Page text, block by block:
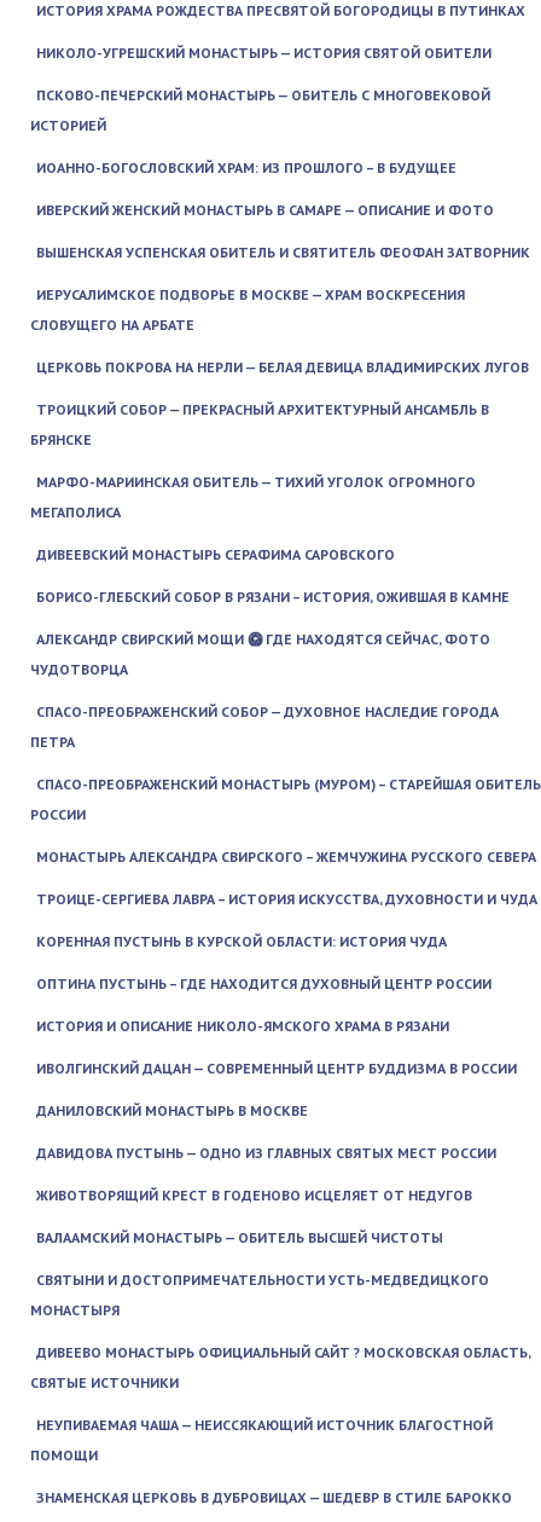
ИСТОРИЯ ХРАМА РОЖДЕСТВА ПРЕСВЯТОЙ БОГОРОДИЦЫ В ПУТИНКАХ
НИКОЛО-УГРЕШСКИЙ МОНАСТЫРЬ — ИСТОРИЯ СВЯТОЙ ОБИТЕЛИ
ПСКОВО-ПЕЧЕРСКИЙ МОНАСТЫРЬ — ОБИТЕЛЬ С МНОГОВЕКОВОЙ
ИСТОРИЕЙ
ИОАННО-БОГОСЛОВСКИЙ ХРАМ: ИЗ ПРОШЛОГО – В БУДУЩЕЕ
ИВЕРСКИЙ ЖЕНСКИЙ МОНАСТЫРЬ В САМАРЕ — ОПИСАНИЕ И ФОТО
ВЫШЕНСКАЯ УСПЕНСКАЯ ОБИТЕЛЬ И СВЯТИТЕЛЬ ФЕОФАН ЗАТВОРНИК
ИЕРУСАЛИМСКОЕ ПОДВОРЬЕ В МОСКВЕ — ХРАМ ВОСКРЕСЕНИЯ
СЛОВУЩЕГО НА АРБАТЕ
ЦЕРКОВЬ ПОКРОВА НА НЕРЛИ — БЕЛАЯ ДЕВИЦА ВЛАДИМИРСКИХ ЛУГОВ
ТРОИЦКИЙ СОБОР — ПРЕКРАСНЫЙ АРХИТЕКТУРНЫЙ АНСАМБЛЬ В
БРЯНСКЕ
МАРФО-МАРИИНСКАЯ ОБИТЕЛЬ — ТИХИЙ УГОЛОК ОГРОМНОГО
МЕГАПОЛИСА
ДИВЕЕВСКИЙ МОНАСТЫРЬ СЕРАФИМА САРОВСКОГО
БОРИСО-ГЛЕБСКИЙ СОБОР В РЯЗАНИ – ИСТОРИЯ, ОЖИВШАЯ В КАМНЕ
АЛЕКСАНДР СВИРСКИЙ МОЩИ 🥝 ГДЕ НАХОДЯТСЯ СЕЙЧАС, ФОТО
ЧУДОТВОРЦА
СПАСО-ПРЕОБРАЖЕНСКИЙ СОБОР — ДУХОВНОЕ НАСЛЕДИЕ ГОРОДА
ПЕТРА
СПАСО-ПРЕОБРАЖЕНСКИЙ МОНАСТЫРЬ (МУРОМ) – СТАРЕЙШАЯ ОБИТЕЛЬ
РОССИИ
МОНАСТЫРЬ АЛЕКСАНДРА СВИРСКОГО – ЖЕМЧУЖИНА РУССКОГО СЕВЕРА
ТРОИЦЕ-СЕРГИЕВА ЛАВРА – ИСТОРИЯ ИСКУССТВА, ДУХОВНОСТИ И ЧУДА
КОРЕННАЯ ПУСТЫНЬ В КУРСКОЙ ОБЛАСТИ: ИСТОРИЯ ЧУДА
ОПТИНА ПУСТЫНЬ – ГДЕ НАХОДИТСЯ ДУХОВНЫЙ ЦЕНТР РОССИИ
ИСТОРИЯ И ОПИСАНИЕ НИКОЛО-ЯМСКОГО ХРАМА В РЯЗАНИ
ИВОЛГИНСКИЙ ДАЦАН — СОВРЕМЕННЫЙ ЦЕНТР БУДДИЗМА В РОССИИ
ДАНИЛОВСКИЙ МОНАСТЫРЬ В МОСКВЕ
ДАВИДОВА ПУСТЫНЬ — ОДНО ИЗ ГЛАВНЫХ СВЯТЫХ МЕСТ РОССИИ
ЖИВОТВОРЯЩИЙ КРЕСТ В ГОДЕНОВО ИСЦЕЛЯЕТ ОТ НЕДУГОВ
ВАЛААМСКИЙ МОНАСТЫРЬ — ОБИТЕЛЬ ВЫСШЕЙ ЧИСТОТЫ
СВЯТЫНИ И ДОСТОПРИМЕЧАТЕЛЬНОСТИ УСТЬ-МЕДВЕДИЦКОГО
МОНАСТЫРЯ
ДИВЕЕВО МОНАСТЫРЬ ОФИЦИАЛЬНЫЙ САЙТ ? МОСКОВСКАЯ ОБЛАСТЬ,
СВЯТЫЕ ИСТОЧНИКИ
НЕУПИВАЕМАЯ ЧАША — НЕИССЯКАЮЩИЙ ИСТОЧНИК БЛАГОСТНОЙ
ПОМОЩИ
ЗНАМЕНСКАЯ ЦЕРКОВЬ В ДУБРОВИЦАХ — ШЕДЕВР В СТИЛЕ БАРОККО